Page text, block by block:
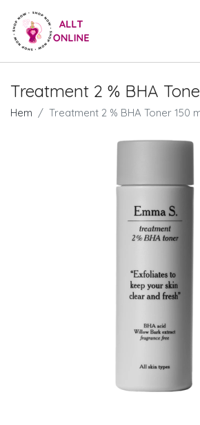
Treatment 2 % BHA
Hem Treatment 2 % BHA Toner 150